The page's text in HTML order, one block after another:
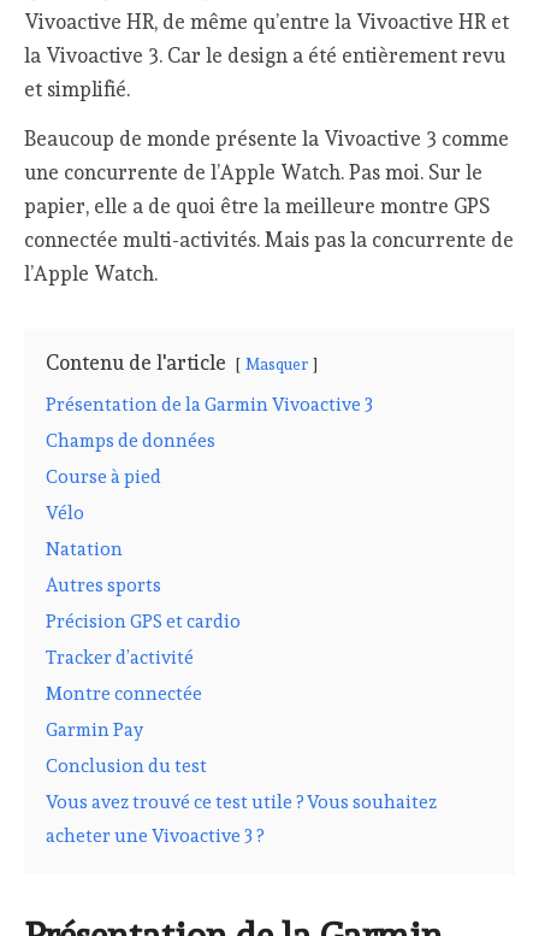
Vivoactive HR, de même qu’entre la Vivoactive HR et
la Vivoactive 3. Car le design a été entièrement revu
et simplifié.
Beaucoup de monde présente la Vivoactive 3 comme
une concurrente de l’Apple Watch. Pas moi. Sur le
papier, elle a de quoi être la meilleure montre GPS
connectée multi-activités. Mais pas la concurrente de
l’Apple Watch.
Contenu de l'article Masquer
Présentation de la Garmin Vivoactive 3
Champs de données
Course à pied
Vélo
Natation
Autres sports
Précision GPS et cardio
Tracker d’activité
Montre connectée
Garmin Pay
Conclusion du test
Vous avez trouvé ce test utile ? Vous souhaitez
acheter une Vivoactive 3 ?